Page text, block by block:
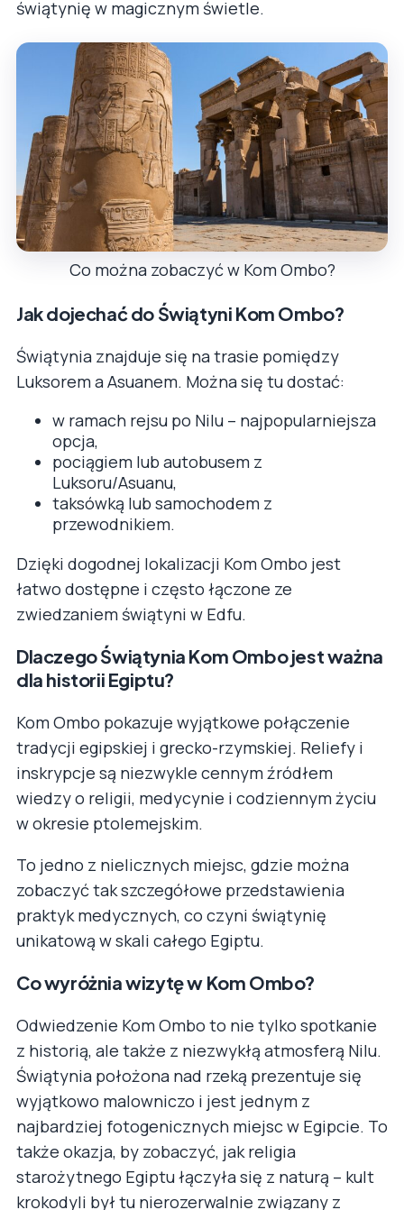
świątynię w magicznym świetle.
Co można zobaczyć w Kom Ombo?
Jak dojechać do Świątyni Kom Ombo?
Świątynia znajduje się na trasie pomiędzy
Luksorem a Asuanem. Można się tu dostać:
w ramach rejsu po Nilu – najpopularniejsza
opcja,
pociągiem lub autobusem z
Luksoru/Asuanu,
taksówką lub samochodem z
przewodnikiem.
Dzięki dogodnej lokalizacji Kom Ombo jest
łatwo dostępne i często łączone ze
zwiedzaniem świątyni w Edfu.
Dlaczego Świątynia Kom Ombo jest ważna
dla historii Egiptu?
Kom Ombo pokazuje wyjątkowe połączenie
tradycji egipskiej i grecko-rzymskiej. Reliefy i
inskrypcje są niezwykle cennym źródłem
wiedzy o religii, medycynie i codziennym życiu
w okresie ptolemejskim.
To jedno z nielicznych miejsc, gdzie można
zobaczyć tak szczegółowe przedstawienia
praktyk medycznych, co czyni świątynię
unikatową w skali całego Egiptu.
Co wyróżnia wizytę w Kom Ombo?
Odwiedzenie Kom Ombo to nie tylko spotkanie
z historią, ale także z niezwykłą atmosferą Nilu.
Świątynia położona nad rzeką prezentuje się
wyjątkowo malowniczo i jest jednym z
najbardziej fotogenicznych miejsc w Egipcie. To
także okazja, by zobaczyć, jak religia
starożytnego Egiptu łączyła się z naturą – kult
krokodyli był tu nierozerwalnie związany z